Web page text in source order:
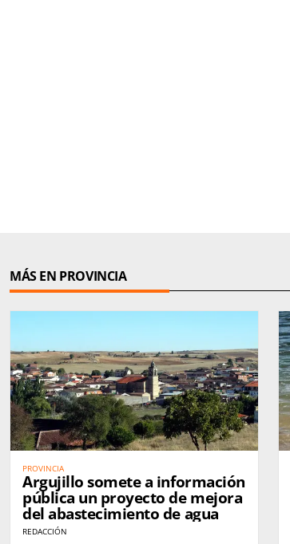
MÁS EN PROVINCIA
PROVINCIA
Argujillo somete a información
pública un proyecto de mejora
del abastecimiento de agua
REDACCIÓN